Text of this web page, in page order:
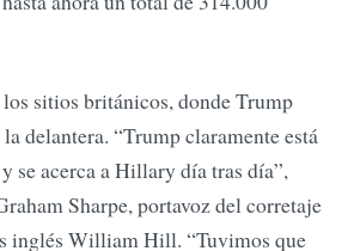
sitios británicos, donde Trump
delantera. “Trump claramente está
se acerca a Hillary día tras día”,
Sharpe, portavoz del corretaje
inglés William Hill. “Tuvimos que